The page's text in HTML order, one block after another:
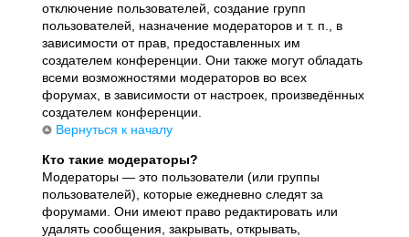
отключение пользователей, создание групп
пользователей, назначение модераторов и т. п., в
зависимости от прав, предоставленных им
создателем конференции. Они также могут обладать
всеми возможностями модераторов во всех
форумах, в зависимости от настроек, произведённых
создателем конференции.
Вернуться к началу
Кто такие модераторы?
Модераторы — это пользователи (или группы
пользователей), которые ежедневно следят за
форумами. Они имеют право редактировать или
удалять сообщения, закрывать, открывать,